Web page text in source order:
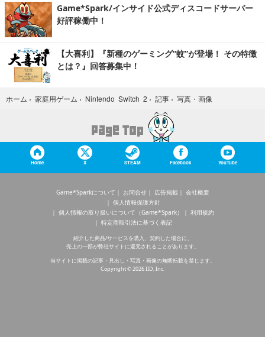
Game*Spark/インサイド公式ディスコードサーバー
好評稼働中！
【大喜利】『新種のゲーミング“蚊”が登場！ その特徴
とは？』回答募集中！
ホーム › 家庭用ゲーム › Nintendo Switch 2 › 記事 › 写真・画像
Home X STEAM Facebook YouTube
Game*Sparkについて お問合せ 広告掲載
会社概要
個人情報保護方針
個人情報の取り扱いについて（Game*Spark）
利用規約
特定商取引法に基づく表記
紹介した商品/サービスを購入、契約した場合に、
売上の一部が弊社サイトに還元されることがあります。
当サイトに掲載の記事・見出し・写真・画像の無断転載を禁じます。
Copyright © 2026 IID, Inc.